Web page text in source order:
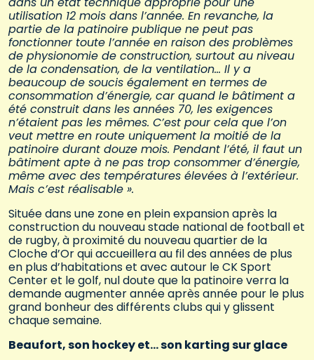
utilisation 12 mois dans l’année. En revanche, la
partie de la patinoire publique ne peut pas
fonctionner toute l’année en raison des problèmes
de physionomie de construction, surtout au niveau
de la condensation, de la ventilation… Il y a
beaucoup de soucis également en termes de
consommation d’énergie, car quand le bâtiment a
été construit dans les années 70, les exigences
n’étaient pas les mêmes. C’est pour cela que l’on
veut mettre en route uniquement la moitié de la
patinoire durant douze mois. Pendant l’été, il faut un
bâtiment apte à ne pas trop consommer d’énergie,
même avec des températures élevées à l’extérieur.
Mais c’est réalisable ».
Située dans une zone en plein expansion après la
construction du nouveau stade national de football et
de rugby, à proximité du nouveau quartier de la
Cloche d’Or qui accueillera au fil des années de plus
en plus d’habitations et avec autour le CK Sport
Center et le golf, nul doute que la patinoire verra la
demande augmenter année après année pour le plus
grand bonheur des différents clubs qui y glissent
chaque semaine.
Beaufort, son hockey et… son karting sur glace